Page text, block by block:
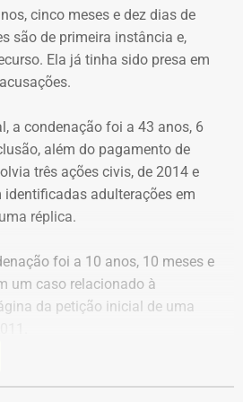
e Tecnologia
Ciência e Tecnologia,
“desmonte” da estrutura
de uma só vez: o
subsecretário de Cooperação
cinco meses e dez dias de
são de primeira instância e,
Ela já tinha sido presa em
a condenação foi a 43 anos, 6
além do pagamento de
três ações civis, de 2014 e
adulterações em
réplica.
foi a 10 anos, 10 meses e
um caso relacionado à
da petição inicial de uma
que os documentos